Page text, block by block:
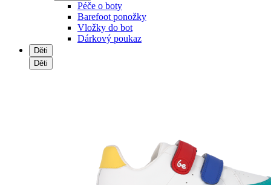
Péče o boty
Barefoot ponožky
Vložky do bot
Dárkový poukaz
Děti
Děti